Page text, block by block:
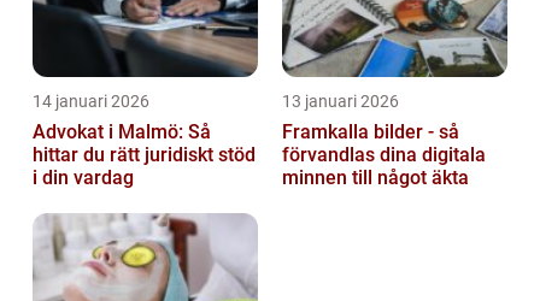
14 januari 2026
Advokat i Malmö: Så
hittar du rätt juridiskt stöd
i din vardag
13 januari 2026
Framkalla bilder - så
förvandlas dina digitala
minnen till något äkta